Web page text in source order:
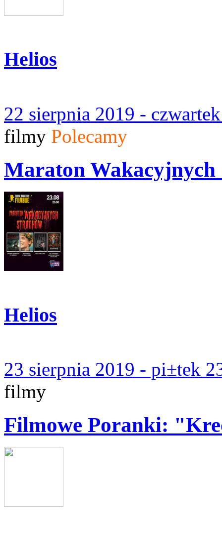
Helios
22 sierpnia 2019 -
filmy Polecamy
Maraton Wakacyjnych
Helios
23 sierpnia 2019 - pi±tek
filmy
Filmowe Poranki: